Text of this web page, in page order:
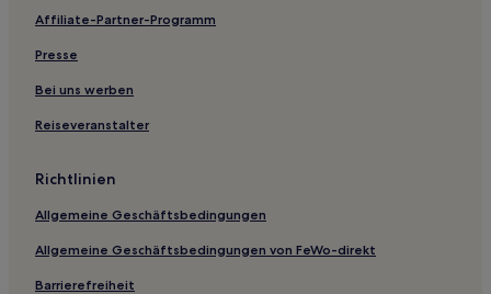
Ikego: Hotels
Hotels nahe Strand Yuigahama
Hotels nahe Yokosuka Arts Theatre
Hotels nahe Dockyard Garden
Affiliate-Partner-Programm
Presse
Bei uns werben
Reiseveranstalter
Richtlinien
Allgemeine Geschäftsbedingungen
Allgemeine Geschäftsbedingungen von FeWo-direkt
Barrierefreiheit